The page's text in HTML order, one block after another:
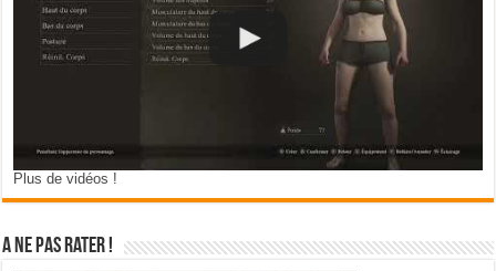
Plus de vidéos !
A ne pas rater !